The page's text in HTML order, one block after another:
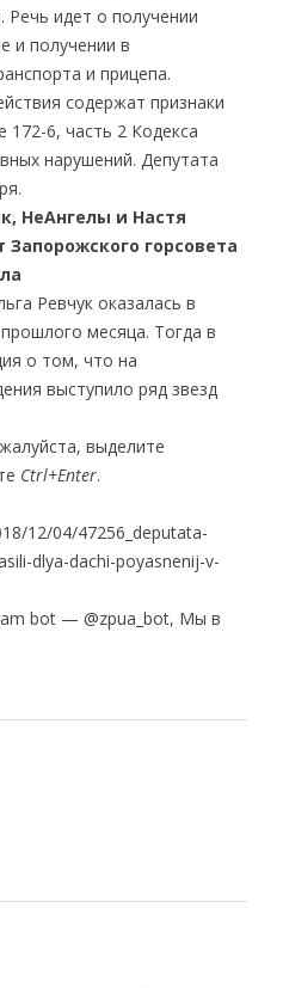
идет о получении
и получении в
и прицепа.
содержат признаки
172-6, часть 2 Кодекса
нарушений. Депутата
НеАнгелы и Настя
горсовета
Ревчук оказалась в
месяца. Тогда в
о том, что на
выступило ряд звезд
выделите
Ctrl+Enter.
12/04/47256_deputata-
dlya-dachi-poyasnenij-v-
bot — @zpua_bot, Мы в